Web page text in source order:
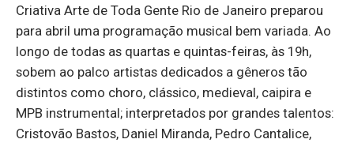
Criativa Arte de Toda Gente Rio de Janeiro preparou
para abril uma programação musical bem variada. Ao
longo de todas as quartas e quintas-feiras, às 19h,
sobem ao palco artistas dedicados a gêneros tão
distintos como choro, clássico, medieval, caipira e
MPB instrumental; interpretados por grandes talentos:
Cristovão Bastos, Daniel Miranda, Pedro Cantalice,